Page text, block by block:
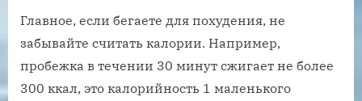
Главное, если бегаете для похудения, не
забывайте считать калории. Например,
пробежка в течении 30 минут сжигает не более
300 ккал, это калорийность 1 маленького